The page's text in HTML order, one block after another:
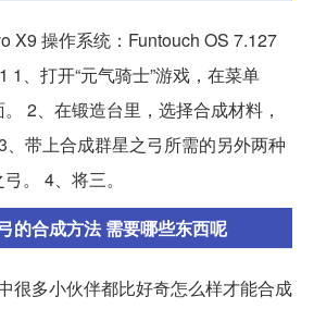
X9 操作系统：Funtouch OS 7.127
1、打开“元气骑士”游戏，在菜单
2、在锻造台里，选择合成材料，
、带上合成群星之弓所需的另外两种
。 4、将三。
的合成方法 需要哪些东西呢
很多小伙伴都比好奇怎么样才能合成